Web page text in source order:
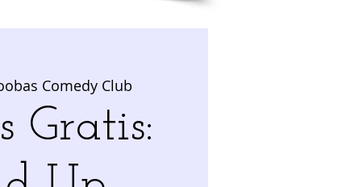
Comedy Club
Gratis: